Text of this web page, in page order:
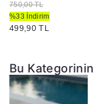
750,00 TL
%33 İndirim
499,90 TL
Bu